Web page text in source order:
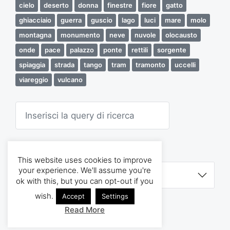
r
t
i
c
o
l
o
cielo
deserto donna finestre fiore
gatto
ghiacciaio
guerra guscio lago luci mare
molo
montagna
monumento neve nuvole
olocausto
onde
pace palazzo ponte rettili
sorgente
spiaggia
strada tango tram tramonto
uccelli
viareggio
vulcano
A
c
Tema di
This website uses cookies to improve
your experience. We'll assume you're
ok with this, but you can opt-out if you
wish.
Accept Settings
Read More